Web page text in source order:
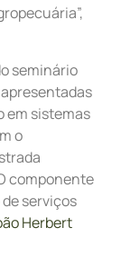
seminário
em sistemas
o
componente
serviços
Herbert